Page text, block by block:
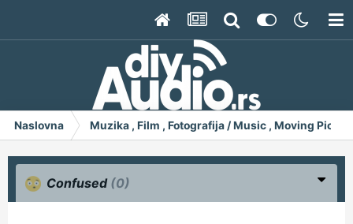
Naslovna Muzika , Film , Fotografija / Music , Moving
Confused (0)